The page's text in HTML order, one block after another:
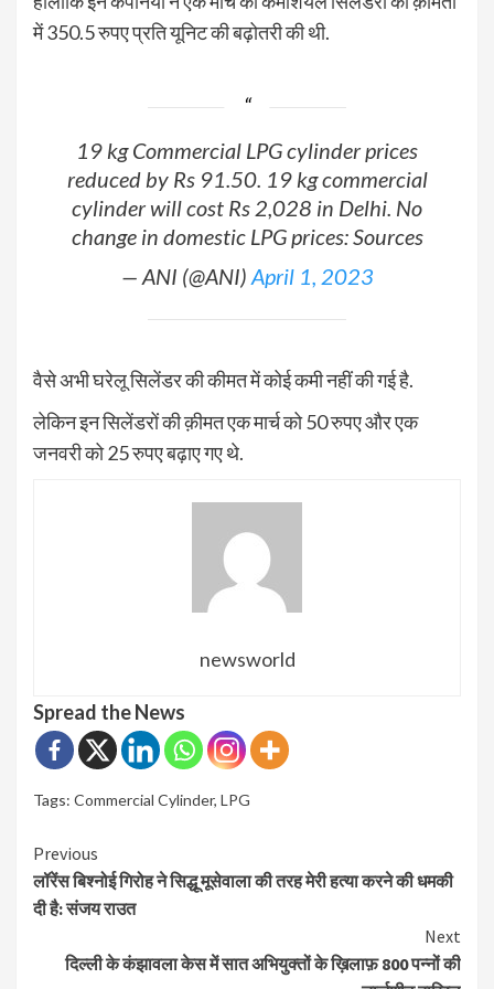
में 350.5 रुपए प्रति यूनिट की बढ़ोतरी की थी.
19 kg Commercial LPG cylinder prices
reduced by Rs 91.50. 19 kg commercial
cylinder will cost Rs 2,028 in Delhi. No
change in domestic LPG prices: Sources
— ANI (@ANI) April 1, 2023
वैसे अभी घरेलू सिलेंडर की कीमत में कोई कमी नहीं की गई है.
लेकिन इन सिलेंडरों की क़ीमत एक मार्च को 50 रुपए और एक
जनवरी को 25 रुपए बढ़ाए गए थे.
newsworld
Spread the News
Tags: Commercial Cylinder, LPG
Continue
Reading
Previous
लॉरेंस बिश्नोई गिरोह ने सिद्धू मूसेवाला की तरह मेरी हत्या करने की धमकी
दी है: संजय राउत
Next
दिल्ली के कंझावला केस में सात अभियुक्तों के ख़िलाफ़ 800 पन्नों की